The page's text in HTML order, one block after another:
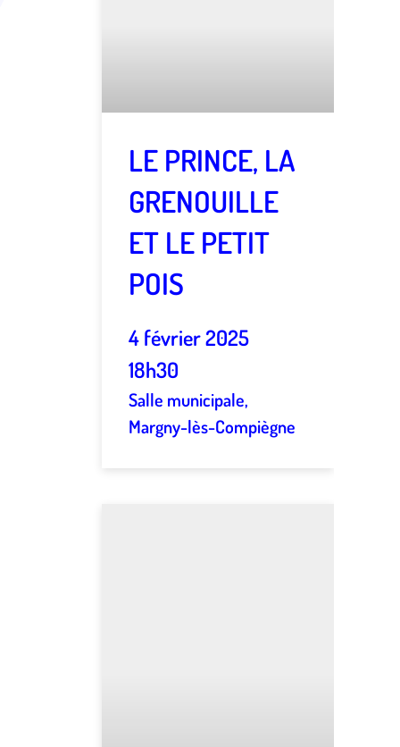
LE PRINCE, LA
GRENOUILLE
ET LE PETIT
POIS
4 février 2025
18h30
Salle municipale,
Margny-lès-Compiègne